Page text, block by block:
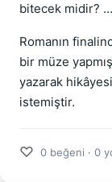
bitecek midir?
Romanın
bir müze
yazarak
istemiştir.
♡ 0 beğeni · 0